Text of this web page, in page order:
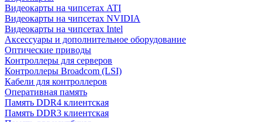
Видеокарты на чипсетах ATI
Видеокарты на чипсетах NVIDIA
Видеокарты на чипсетах Intel
Аксессуары и дополнительное оборудование
Оптические приводы
Контроллеры для серверов
Контроллеры Broadcom (LSI)
Кабели для контроллеров
Оперативная память
Память DDR4 клиентская
Память DDR3 клиентская